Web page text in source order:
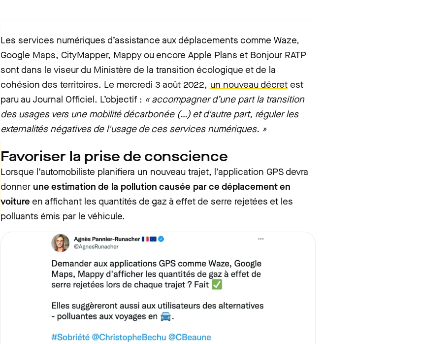
Les services numériques d’assistance aux déplacements comme Waze,
Google Maps, CityMapper, Mappy ou encore Apple Plans et Bonjour RATP
sont dans le viseur du Ministère de la transition écologique et de la
cohésion des territoires. Le mercredi 3 août 2022, un nouveau décret est
paru au Journal Officiel. L’objectif : « accompagner d’une part la transition
des usages vers une mobilité décarbonée (…) et d'autre part, réguler les
externalités négatives de l'usage de ces services numériques. »
Favoriser la prise de conscience
Lorsque l’automobiliste planifiera un nouveau trajet, l’application GPS devra
donner une estimation de la pollution causée par ce déplacement en
voiture en affichant les quantités de gaz à effet de serre rejetées et les
polluants émis par le véhicule.